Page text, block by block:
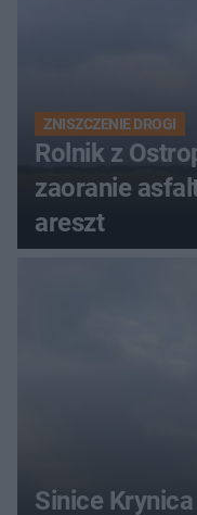
ZNISZCZENIE DROGI
Rolnik z
zaoranie
areszt
Sinice